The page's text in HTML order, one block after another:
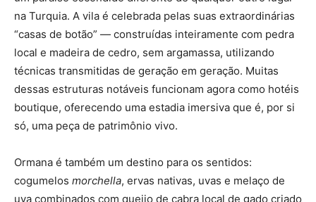
na Turquia. A vila é celebrada pelas suas extraordinárias
“casas de botão” — construídas inteiramente com pedra
local e madeira de cedro, sem argamassa, utilizando
técnicas transmitidas de geração em geração. Muitas
dessas estruturas notáveis funcionam agora como hotéis
boutique, oferecendo uma estadia imersiva que é, por si
só, uma peça de patrimônio vivo.
Ormana é também um destino para os sentidos:
cogumelos morchella, ervas nativas, uvas e melaço de
uva combinados com queijo de cabra local de gado criado